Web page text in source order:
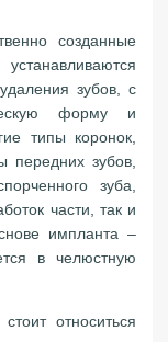
созданные
зубов, с
форму и
типы коронок,
передних зубов,
зуба,
части, так и
импланта –
в челюстную
относиться